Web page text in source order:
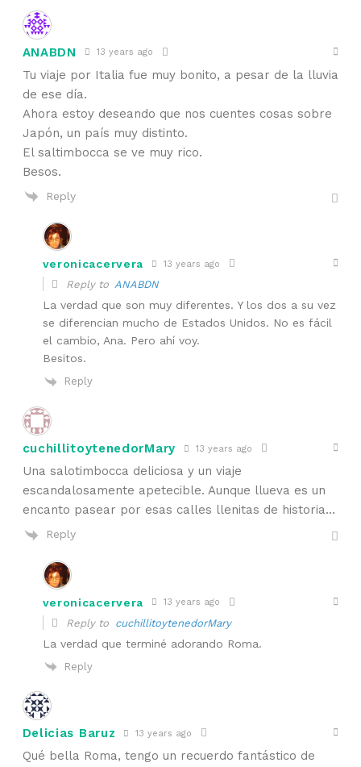
ANABDN 13 years ago
Tu viaje por Italia fue muy bonito, a pesar de la lluvia
de ese día.
Ahora estoy deseando que nos cuentes cosas sobre
Japón, un país muy distinto.
El saltimbocca se ve muy rico.
Besos.
Reply
veronicacervera 13 years ago
Reply to ANABDN
La verdad que son muy diferentes. Y los dos a su vez
se diferencian mucho de Estados Unidos. No es fácil
el cambio, Ana. Pero ahí voy.
Besitos.
Reply
cuchillitoytenedorMary 13 years ago
Una salotimbocca deliciosa y un viaje
escandalosamente apetecible. Aunque llueva es un
encanto pasear por esas calles llenitas de historia…
Reply
veronicacervera 13 years ago
Reply to cuchillitoytenedorMary
La verdad que terminé adorando Roma.
Reply
Delicias Baruz 13 years ago
Qué bella Roma, tengo un recuerdo fantástico de